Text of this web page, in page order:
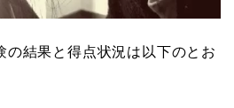
の結果と得点状況は以下のとお